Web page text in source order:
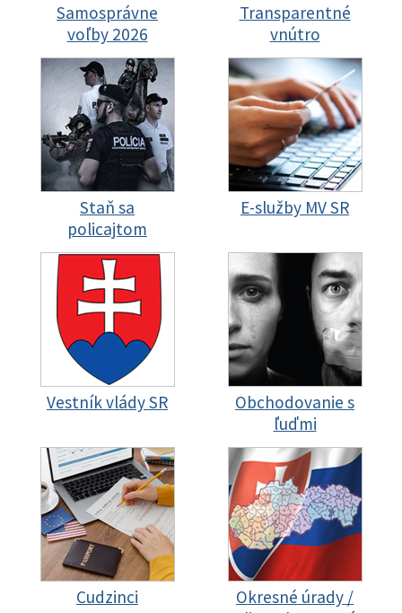
Samosprávne
voľby 2026
Transparentné
vnútro
Staň sa
policajtom
E-služby MV SR
Vestník vlády SR
Obchodovanie s
ľuďmi
Cudzinci
Okresné úrady /